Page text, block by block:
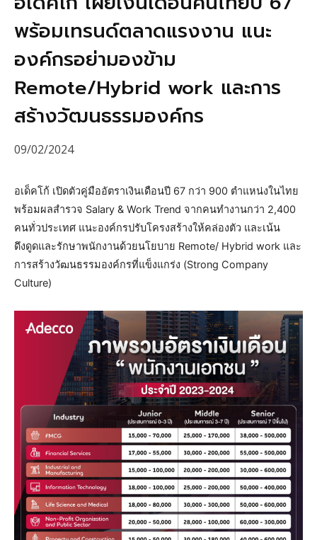
พร้อมเทรนด์ตลาดแรงงาน แนะ
องค์กรอย่ามองข้าม
Remote/Hybrid work และการ
สร้างวัฒนธรรมองค์กร
09/02/2024
อเด็คโก้ เปิดตัวคู่มืออัตราเงินเดือนปี 67 กว่า 900 ตำแหน่งในไทย
พร้อมผลสำรวจ Salary & Work Trend จากคนทำงานกว่า 2,400
คนทั่วประเทศ แนะองค์กรปรับโครงสร้างให้คล่องตัว และเน้น
ดึงดูดและรักษาพนักงานด้วยนโยบาย Remote/ Hybrid work และ
การสร้างวัฒนธรรมองค์กรที่แข็งแกร่ง (Strong Company
Culture)